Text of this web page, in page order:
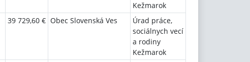
Kežmarok
39 729,60 € Obec Slovenská Ves
Úrad práce,
sociálnych vecí
a rodiny
Kežmarok